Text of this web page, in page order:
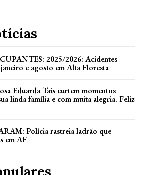
2025/2026: Acidentes
e agosto em Alta Floresta
Eduarda Tais curtem momentos
linda família e com muita alegria. Feliz
Polícia rastreia ladrão que
em AF